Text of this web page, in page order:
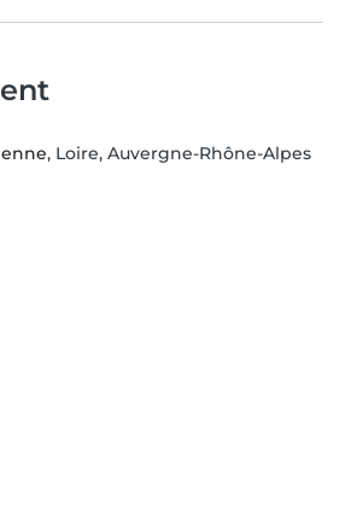
, Loire, Auvergne-Rhône-Alpes